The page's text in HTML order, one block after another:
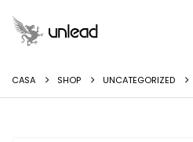
CASA SHOP UNCATEGORIZED